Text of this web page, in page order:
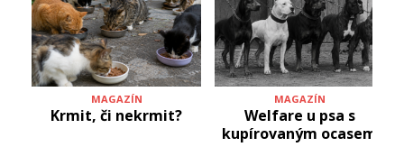
MAGAZÍN
Krmit, či nekrmit?
MAGAZÍN
Welfare u psa s
kupírovaným ocasem